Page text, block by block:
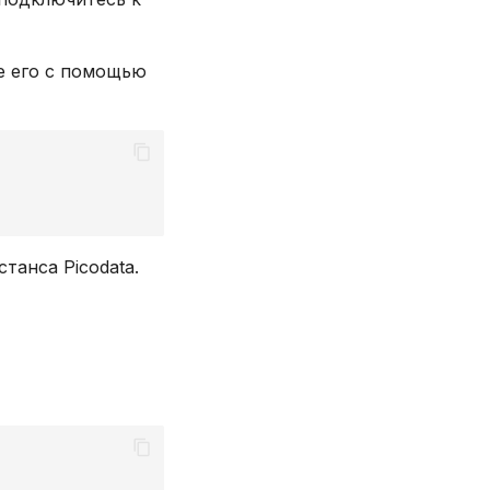
его с помощью
Picodata.